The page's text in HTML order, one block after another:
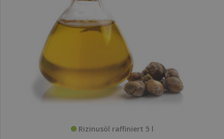
Rizinusöl raffiniert 5 l